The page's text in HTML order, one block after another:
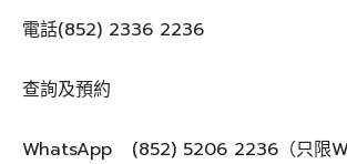
電話(852) 2336 2236
查詢及預約
WhatsApp (852) 5206 2236（只限